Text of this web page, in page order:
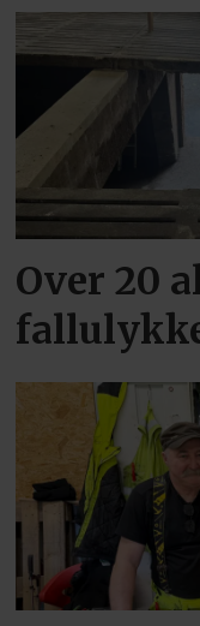
Over 20